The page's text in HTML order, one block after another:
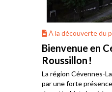
À la découverte du
Bienvenue en
Roussillon !
La région Cévennes-
par une forte